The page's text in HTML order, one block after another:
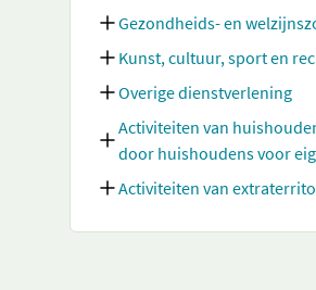
Gezondheids- en
Kunst, cultuur, sport en
Overige dienstverlening
Activiteiten van
door huishoudens voor
Activiteiten van